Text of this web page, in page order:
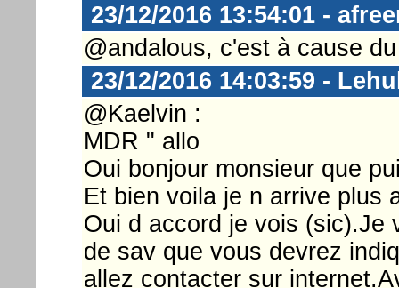
23/12/2016 13:54:01 -
@andalous, c'est à cause
23/12/2016 14:03:59 -
@Kaelvin :
MDR " allo
Oui bonjour monsieur que
Et bien voila je n arrive plus
Oui d accord je vois (sic).Je
de sav que vous devrez
allez contacter sur